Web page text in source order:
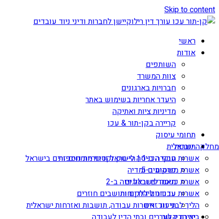
Skip to content
ראשי
אודות
השותפים
צוות המשרד
חברויות בארגונים
היעדר אחריות בשימוש באתר
מדיניות ציות ואתיקה
קריירה בקן-תור & עכו
תחומי עיסוק
מחלקה ישראלית
אשרות עבודה ב-1 | הי-טק וקטגוריות נוספות
אשרת משקיע ב-5
אשרת כניסה לישראל ויזה ב-2
אשרות עבודה ליהודים ותושבים חוזרים
הליך לבני זוג זרים
תובנות
חוקי הכניסה לישראל ודיני מומחים זרים בישראל
פרסומים ומדיה
מאמרים ובלוגים
עדכונים ללקוחות
תיעוד: אשרות עבודה, תושבות ואזרחות ישראלית